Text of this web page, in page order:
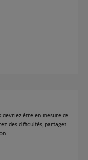
devriez être en mesure de
des difficultés, partagez